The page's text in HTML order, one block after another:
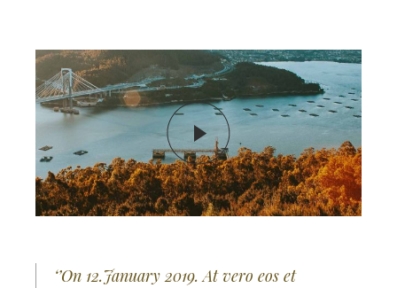
‘’On 12.January 2019. At vero eos et